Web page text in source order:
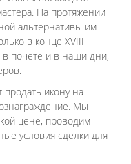
На протяжении
альтернативы им –
в конце XVIII
в почете и в наши дни,
продать икону на
Мы
цене, проводим
условия сделки для